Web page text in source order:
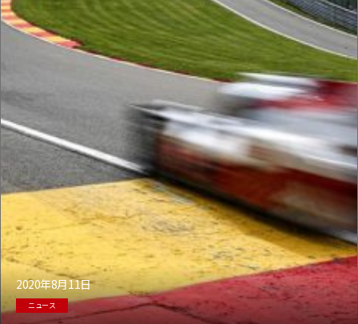
2020年8月11日
ニュース